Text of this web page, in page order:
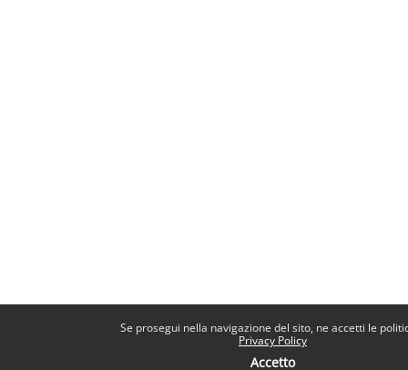
Se prosegui nella navigazione del sito, ne accetti le
Privacy Policy
Accetto